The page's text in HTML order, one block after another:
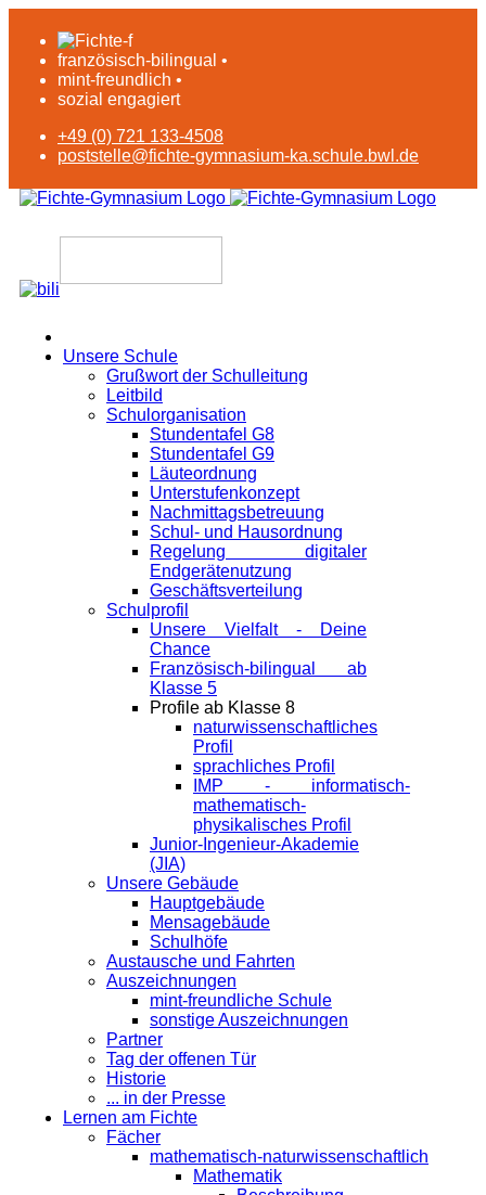
französisch-bilingual •
mint-freundlich •
sozial engagiert
+49 (0) 721 133-4508
poststelle@fichte-gymnasium-ka.schule.bwl.de
Unsere Schule
Grußwort der Schulleitung
Leitbild
Schulorganisation
Stundentafel G8
Stundentafel G9
Läuteordnung
Unterstufenkonzept
Nachmittagsbetreuung
Schul- und Hausordnung
Regelung digitaler
Endgeräte­nutzung
Geschäftsverteilung
Schulprofil
Unsere Vielfalt - Deine
Chance
Französisch-bilingual ab
Klasse 5
Profile ab Klasse 8
naturwissenschaftliches
Profil
sprachliches Profil
IMP - informatisch-
mathematisch-
physikalisches Profil
Junior-Ingenieur-Akademie
(JIA)
Unsere Gebäude
Hauptgebäude
Mensagebäude
Schulhöfe
Austausche und Fahrten
Auszeichnungen
mint-freundliche Schule
sonstige Auszeichnungen
Partner
Tag der offenen Tür
Historie
... in der Presse
Lernen am Fichte
Fächer
mathematisch-naturwissenschaftlich
Mathematik